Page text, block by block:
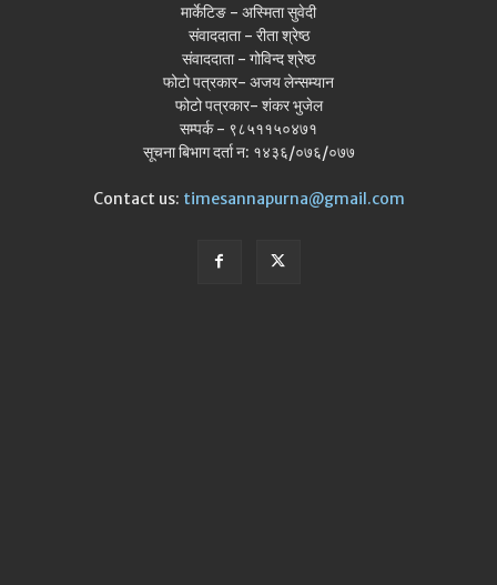
मार्केटिङ - अस्मिता सुवेदी
संवाददाता - रीता श्रेष्ठ
संवाददाता - गोविन्द श्रेष्ठ
फोटो पत्रकार- अजय लेन्सम्यान
फोटो पत्रकार- शंकर भुजेल
सम्पर्क - ९८५११५०४७१
सूचना बिभाग दर्ता न: १४३६/०७६/०७७
Contact us: timesannapurna@gmail.com